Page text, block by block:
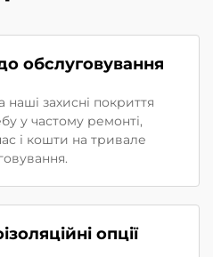
обслуговування
наші захисні покриття
у частому ремонті,
і кошти на тривале
опції